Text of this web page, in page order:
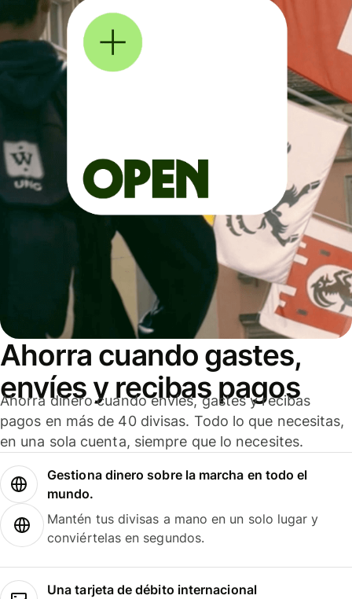
Ahorra cuando gastes,
envíes y recibas pagos
Ahorra dinero cuando envíes, gastes y recibas
pagos en más de 40 divisas. Todo lo que necesitas,
en una sola cuenta, siempre que lo necesites.
Gestiona dinero sobre la marcha en todo el
mundo.
Mantén tus divisas a mano en un solo lugar y
conviértelas en segundos.
Una tarjeta de débito internacional